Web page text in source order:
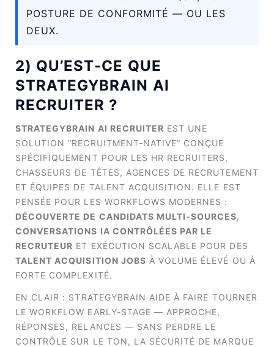
POSTURE DE CONFORMITÉ — OU LES
DEUX.
2) QU’EST‑CE QUE
STRATEGYBRAIN AI
RECRUITER ?
STRATEGYBRAIN AI RECRUITER EST UNE
SOLUTION “RECRUITMENT‑NATIVE” CONÇUE
SPÉCIFIQUEMENT POUR LES HR RECRUITERS,
CHASSEURS DE TÊTES, AGENCES DE RECRUTEMENT
ET ÉQUIPES DE TALENT ACQUISITION. ELLE EST
PENSÉE POUR LES WORKFLOWS MODERNES :
DÉCOUVERTE DE CANDIDATS MULTI‑SOURCES,
CONVERSATIONS IA CONTRÔLÉES PAR LE
RECRUTEUR ET EXÉCUTION SCALABLE POUR DES
TALENT ACQUISITION JOBS À VOLUME ÉLEVÉ OU À
FORTE COMPLEXITÉ.
EN CLAIR : STRATEGYBRAIN AIDE À FAIRE TOURNER
LE WORKFLOW EARLY‑STAGE — APPROCHE,
RÉPONSES, RELANCES — SANS PERDRE LE
CONTRÔLE SUR LE TON, LA SÉCURITÉ DE MARQUE